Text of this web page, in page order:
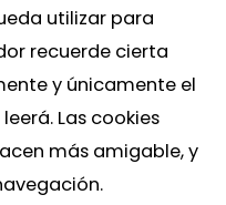
utilizar para
recuerde cierta
y únicamente el
Las cookies
más amigable, y